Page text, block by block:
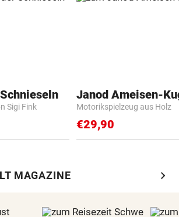
Sigi Fink
Janod Ameisen-
Motorikspielzeug aus Holz
€29,90
MAGAZINE chevron_right